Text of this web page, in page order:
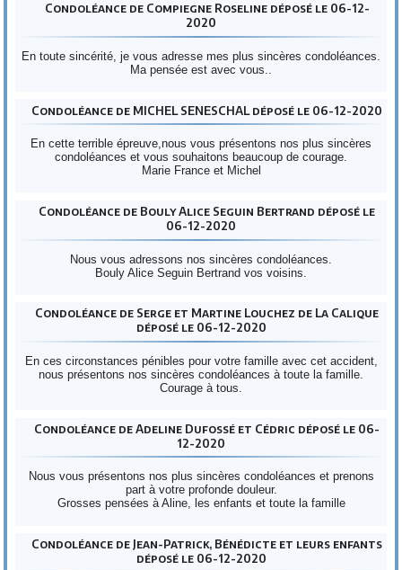
Condoléance de Compiegne Roseline déposé le 06-12-
2020
En toute sincérité, je vous adresse mes plus sincères condoléances.
Ma pensée est avec vous..
Condoléance de MICHEL SENESCHAL déposé le 06-12-2020
En cette terrible épreuve,nous vous présentons nos plus sincères
condoléances et vous souhaitons beaucoup de courage.
Marie France et Michel
Condoléance de Bouly Alice Seguin Bertrand déposé le
06-12-2020
Nous vous adressons nos sincères condoléances.
Bouly Alice Seguin Bertrand vos voisins.
Condoléance de Serge et Martine Louchez de La Calique
déposé le 06-12-2020
En ces circonstances pénibles pour votre famille avec cet accident,
nous présentons nos sincères condoléances à toute la famille.
Courage à tous.
Condoléance de Adeline Dufossé et Cédric déposé le 06-
12-2020
Nous vous présentons nos plus sincères condoléances et prenons
part à votre profonde douleur.
Grosses pensées à Aline, les enfants et toute la famille
Condoléance de Jean-Patrick, Bénédicte et leurs enfants
déposé le 06-12-2020